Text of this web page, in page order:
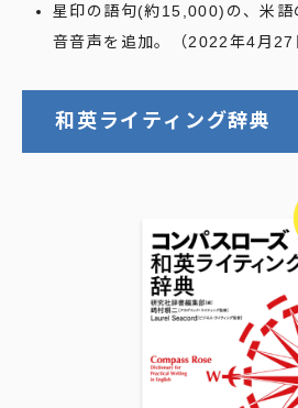
星印の語句(約15,000)の、米語
音音声を追加。（2022年4月27
和英ライティング辞典